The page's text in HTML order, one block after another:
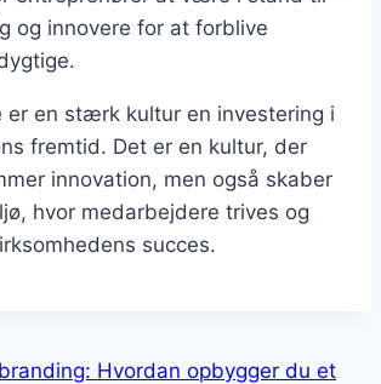
og innovere for at forblive
er en stærk kultur en investering i
fremtid. Det er en kultur, der
innovation, men også skaber
hvor medarbejdere trives og
succes.
Hvordan opbygger du et